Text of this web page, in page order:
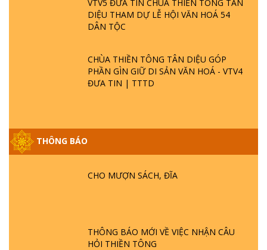
VTV5 ĐƯA TIN CHÙA THIỀN TÔNG TÂN
DIỆU THAM DỰ LỄ HỘI VĂN HOÁ 54
DÂN TỘC
CHÙA THIỀN TÔNG TÂN DIỆU GÓP
PHẦN GÌN GIỮ DI SẢN VĂN HOÁ - VTV4
ĐƯA TIN | TTTD
THÔNG BÁO
CHO MƯỢN SÁCH, ĐĨA
THÔNG BÁO MỚI VỀ VIỆC NHẬN CÂU
HỎI THIỀN TÔNG
GIẢI ĐÁP ĐẶC BIỆT P25 - SUỐT 49 NĂM
PHẬT KHÔNG NÓI? HỘI LONG HOA LÀ
HỘI GÌ? TỬ VÌ ĐẠO
PHẬT GIỚI CÓ THỜI GIAN KHÔNG? |
TTTD